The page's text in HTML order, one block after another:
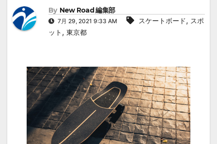
By New Road 編集部
7月 29, 2021 9:33 AM スケートボード, スポ
ット , 東京都